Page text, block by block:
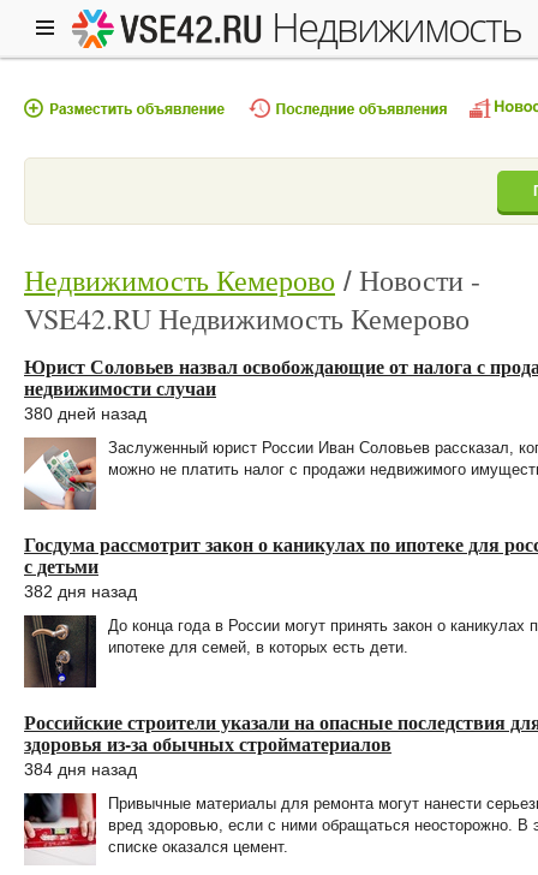
недвижимость
Недвижимость Кемерово
Новости -
VSE42.RU Недвижимость Кемерово
Юрист Соловьев назвал освобождающие от налога с
недвижимости случаи
380 дней назад
Заслуженный юрист России Иван Соловьев рассказал,
можно не платить налог с продажи недвижимого
Госдума рассмотрит закон о каникулах по ипотеке для
с детьми
382 дня назад
До конца года в России могут принять закон о каникулах
ипотеке для семей, в которых есть дети.
Российские строители указали на опасные последствия
здоровья из-за обычных стройматериалов
384 дня назад
Привычные материалы для ремонта могут нанести
вред здоровью, если с ними обращаться неосторожно. В
списке оказался цемент.